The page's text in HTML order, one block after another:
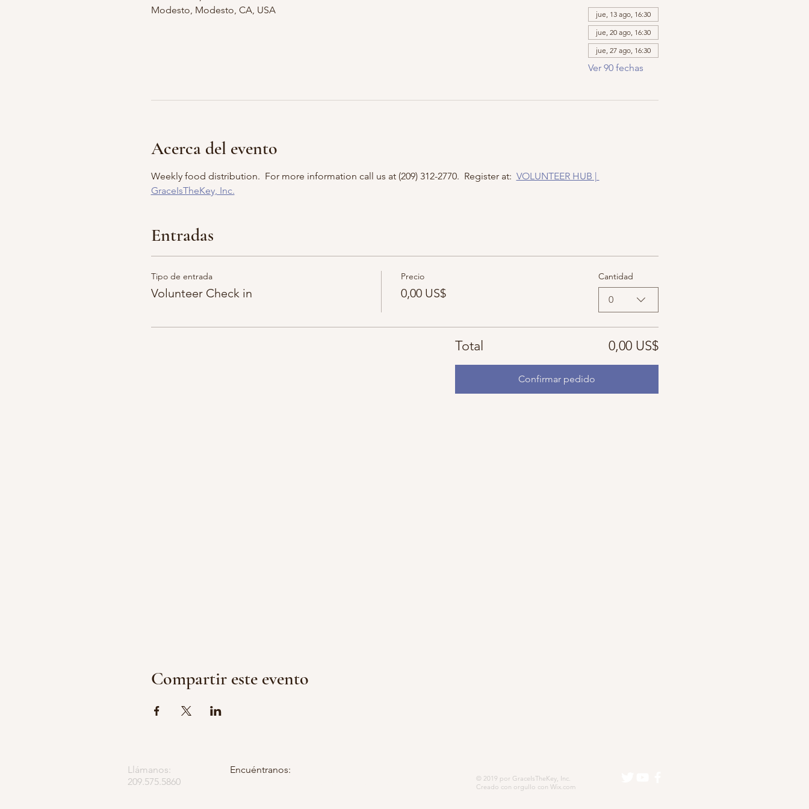
Modesto, Modesto, CA, USA
jue, 13 ago, 16:30
jue, 20 ago, 16:30
jue, 27 ago, 16:30
Ver 90 fechas
Acerca del evento
Weekly food distribution.  For more information call us at (209) 312-2770.  Register at: VOLUNTEER HUB |
GraceIsTheKey, Inc.
Entradas
Tipo de entrada
Volunteer Check in
Precio
0,00 US$
Cantidad
0
Total 0,00 US$
Confirmar pedido
Compartir este evento
© 2019 por GraceIsTheKey, Inc.
Creado con orgullo con Wix.com
Llámanos:
209.575.5860
Encuéntranos: